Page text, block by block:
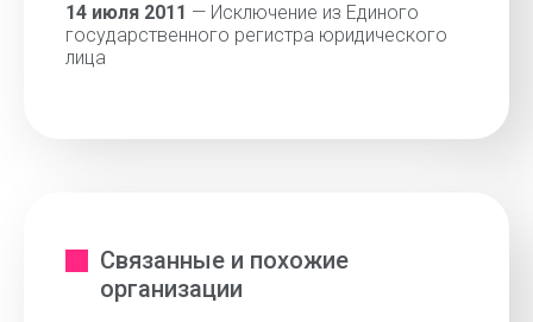
14 июля 2011 — Исключение из Единого
государственного регистра юридического
лица
Связанные и похожие
организации